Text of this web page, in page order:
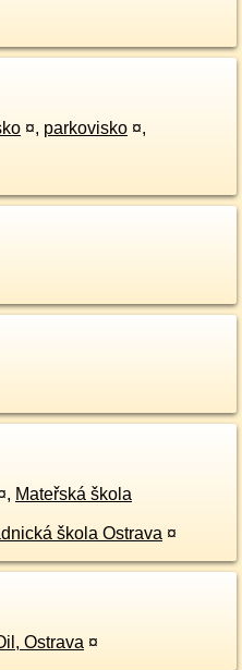
¤, parkovisko ¤,
, Mateřská škola
škola Ostrava ¤
Ostrava ¤